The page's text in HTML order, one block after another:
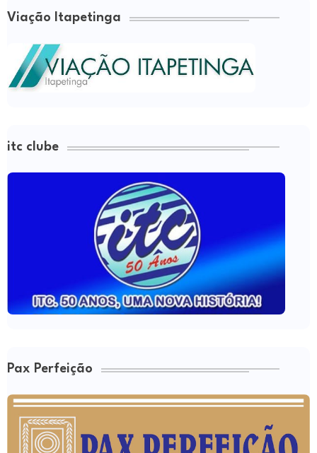
Viação Itapetinga
itc clube
Pax Perfeição